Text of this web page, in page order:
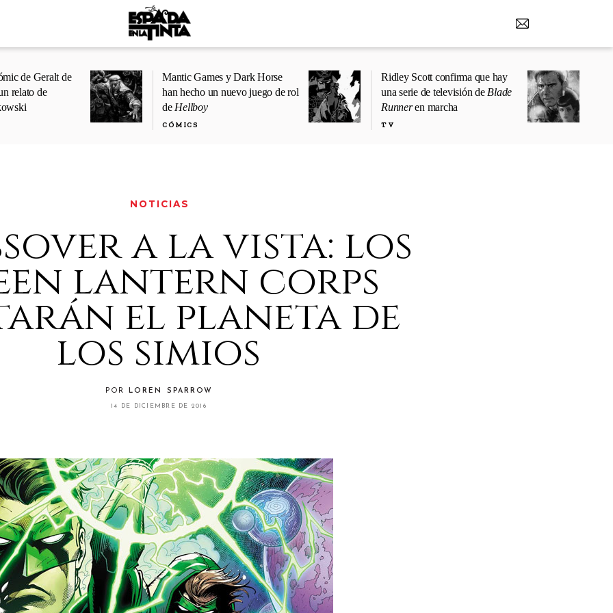
de Geralt de
relato de
Mantic Games y Dark Horse
han hecho un nuevo juego de rol
de Hellboy
CÓMICS
Ridley Scott confirma que hay
una serie de televisión de Blade
Runneren marcha
TV
NOTICIAS
a la vista: los
lantern corps
el planeta de
los simios
POR LOREN SPARROW
14 DE DICIEMBRE DE 2016